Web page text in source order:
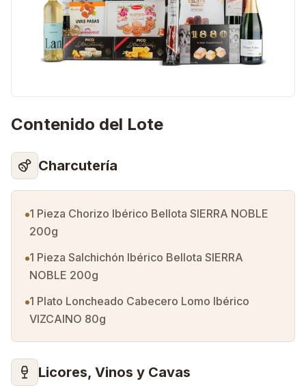
Contenido del Lote
Charcutería
1 Pieza Chorizo Ibérico Bellota SIERRA NOBLE
200g
1 Pieza Salchichón Ibérico Bellota SIERRA
NOBLE 200g
1 Plato Loncheado Cabecero Lomo Ibérico
VIZCAINO 80g
Licores, Vinos y Cavas